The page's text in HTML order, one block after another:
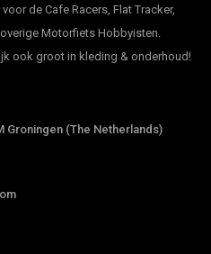
voor de Cafe Racers, Flat Tracker,
Motorfiets Hobbyisten.
ook groot in kleding & onderhoud!
Groningen (The Netherlands)